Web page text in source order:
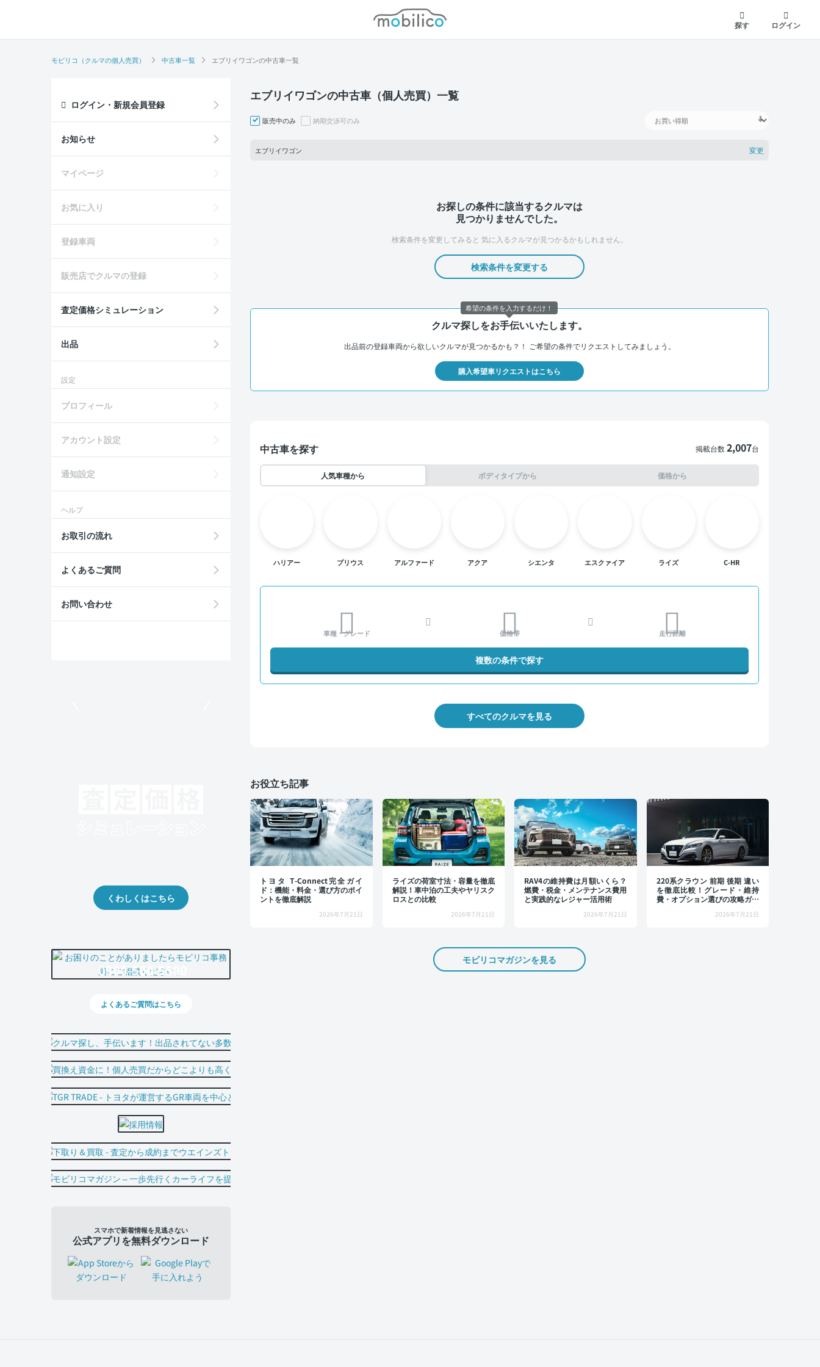
モビリコ
探す
ログイン
モビリコ（クルマの個人売買） 中古車一覧 エブリイワゴンの中古車一覧
エブリイワゴンの中古車（個人売買）一覧
販売中のみ 納期交渉可のみ
エブリイワゴン 変更
お探しの条件に該当するクルマは
見つかりませんでした。
検索条件を変更してみると 気に入るクルマが見つかるかもしれません。
検索条件を変更する
クルマ探しをお手伝いいたします。
出品前の登録車両から欲しいクルマが見つかるかも？！ ご希望の条件でリクエストしてみましょう。
購入希望車リクエストはこちら
中古車を探す 掲載台数2,007台
人気車種から ボディタイプから 価格から
ハリアー プリウス アルファード アクア シエンタ エスクァイア ライズ C-HR
車種・グレード 価格帯 走行距離
複数の条件で探す
すべてのクルマを見る
お役立ち記事
トヨタ T-Connect完全ガイ
ド：機能・料金・選び方のポイ
ントを徹底解説
2026年7月21日
ライズの荷室寸法・容量を徹底
解説！車中泊の工夫やヤリスク
ロスとの比較
2026年7月21日
RAV4の維持費は月額いくら？
燃費・税金・メンテナンス費用
と実践的なレジャー活用術
2026年7月21日
220系クラウン 前期 後期 違い
を徹底比較！グレード・維持
費・オプション選びの攻略ガイ
2026年7月21日
モビリコマガジンを見る
ログイン・新規会員登録
お知らせ
マイページ
お気に入り
登録車両
販売店でクルマの登録
査定価格シミュレーション
出品
設定
プロフィール
アカウント設定
通知設定
ヘルプ
お取引の流れ
よくあるご質問
お問い合わせ
くわしくはこちら
0800-500-5500
よくあるご質問はこちら
スマホで新着情報を見逃さない
公式アプリを無料ダウンロード
希望の条件を入力するだけ！